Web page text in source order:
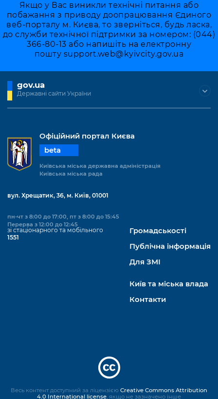
Якщо у Вас виникли технічні питання або
побажання з приводу доопрацювання Єдиного
веб-порталу м. Києва, то зверніться, будь ласка,
до служби технічної підтримки за номером: (044)
366-80-13 або напишіть на електронну
пошту support.web@kyivcity.gov.ua
gov.ua
Державні сайти України
Офіційний портал Києва
beta
Київська міська державна адміністрація
Київська міська рада
вул. Хрещатик, 36, м. Київ, 01001
пн-чт з 8:00 до 17:00, пт з 8:00 до 15:45
Перерва з 12:00 до 12:45
зі стаціонарного та мобільного
1551
Громадськості
Публічна інформація
Для ЗМІ
Київ та міська влада
Контакти
Весь контент доступний за ліцензією Creative Commons Attribution
4.0 International license, якщо не зазначено інше